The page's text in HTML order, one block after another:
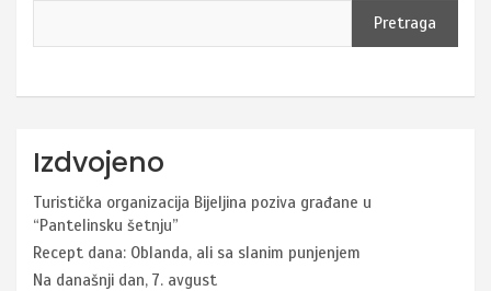
Pretraga
Izdvojeno
Turistička organizacija Bijeljina poziva građane u
“Pantelinsku šetnju”
Recept dana: Oblanda, ali sa slanim punjenjem
Na današnji dan, 7. avgust